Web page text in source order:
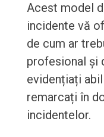
Acest model
incidente vă
de cum ar
profesional și
evidențiați
remarcați în
incidentelor.